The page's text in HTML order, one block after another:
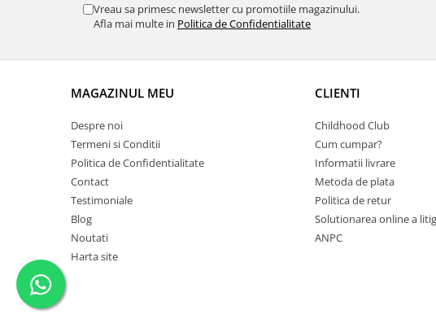
Vreau sa primesc newsletter cu promotiile magazinului.
Afla mai multe in Politica de Confidentialitate
MAGAZINUL MEU
Despre noi
Termeni si Conditii
Politica de Confidentialitate
Contact
Testimoniale
Blog
Noutati
Harta site
CLIENTI
Childhood Club
Cum cumpar?
Informatii livrare
Metoda de plata
Politica de retur
Solutionarea online a
ANPC